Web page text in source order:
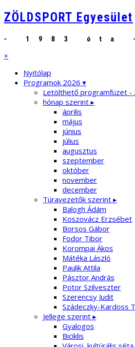
ZÖLDSPORT Egyesület
- 1983 óta
×
Nyitólap
Programok 2026 ▾
Letölthető programfüzet -
hónap szerint ▸
április
május
június
július
augusztus
szeptember
október
november
december
Túravezetők szerint ▸
Balogh Ádám
Koszovácz Erzsébet
Borsos Gábor
Fodor Tibor
Korompai Ákos
Mátéka László
Paulik Attila
Pásztor András
Potor Szilveszter
Szerencsy Judit
Szádeczky-Kardoss
Jellege szerint ▸
Gyalogos
Biciklis